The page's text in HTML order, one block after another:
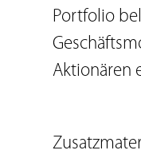
Portfolio
Aktionären